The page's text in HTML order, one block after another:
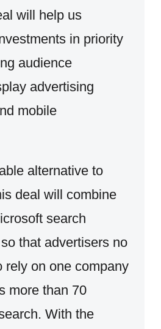
will help us
in priority
audience
advertising
mobile
alternative to
deal will combine
search
that advertisers no
rely on one company
more than 70
With the